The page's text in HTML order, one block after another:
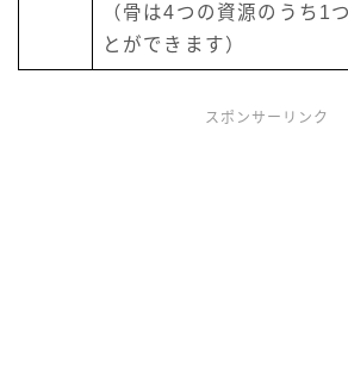
（骨は4つの資源のうち1
とができます）
スポンサーリンク